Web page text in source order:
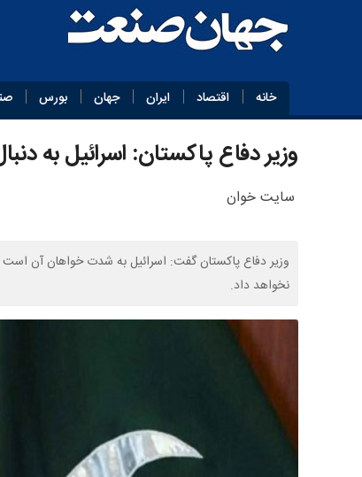
خانه اقتصاد ایران جهان بورس
وزیر دفاع پاکستان: اسرائیل به
سایت خوان
وزیر دفاع پاکستان گفت: اسرائیل به‌ شدت خواهان آن
نخواهد داد.